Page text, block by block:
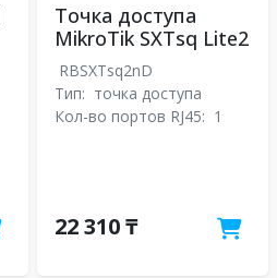
Точка доступа
MikroTik SXTsq Lite2
RBSXTsq2nD
Тип: точка доступа
Кол-во портов RJ45: 1
22 310 ₸